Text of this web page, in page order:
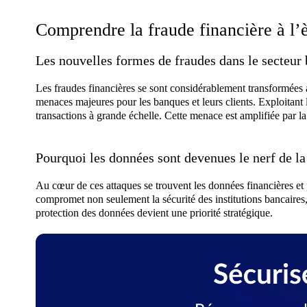
Comprendre la fraude financière à
Les nouvelles formes de fraudes dans le secteur
Les fraudes financières se sont considérablement
menaces majeures pour les banques et leurs clients.
transactions à grande échelle. Cette menace est amplifiée par
Pourquoi les données sont devenues le nerf de
Au cœur de ces attaques se trouvent les données financières
compromet non seulement la sécurité des institutions
protection des données devient une priorité stratégique.